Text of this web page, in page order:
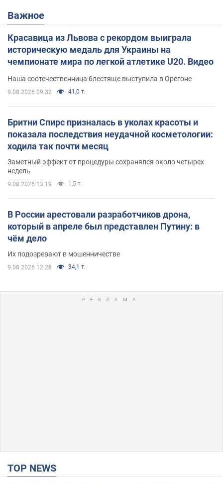
Важное
Красавица из Львова с рекордом выиграла
историческую медаль для Украины на
чемпионате мира по легкой атлетике U20. Видео
Наша соотечественница блестяще выступила в Орегоне
9.08.2026 09:32 41,0 т.
Бритни Спирс призналась в уколах красоты и
показала последствия неудачной косметологии:
ходила так почти месяц
Заметный эффект от процедуры сохранялся около четырех
недель
9.08.2026 13:19 1,5 т.
В России арестовали разработчиков дрона,
который в апреле был представлен Путину: в
чём дело
Их подозревают в мошенничестве
9.08.2026 12:28 34,1 т.
TOP NEWS